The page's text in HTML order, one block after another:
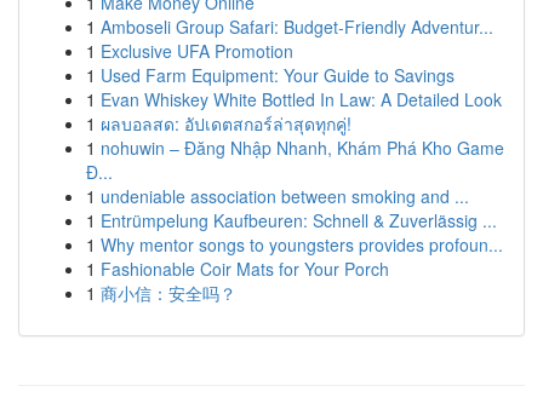
1 Amboseli Group Safari: Budget-Friendly Adventur...
1 Exclusive UFA Promotion
1 Used Farm Equipment: Your Guide to Savings
1 Evan Whiskey White Bottled In Law: A Detailed Look
1 ผลบอลสด: อัปเดตสกอร์ล่าสุดทุกคู่!
1 nohuwin – Đăng Nhập Nhanh, Khám Phá Kho Game
Đ...
1 undeniable association between smoking and ...
1 Entrümpelung Kaufbeuren: Schnell & Zuverlässig ...
1 Why mentor songs to youngsters provides profoun...
1 Fashionable Coir Mats for Your Porch
1 商小信：安全吗？